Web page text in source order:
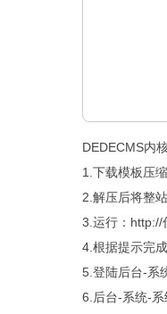
DEDECMS内
1.下载模板压缩
2.解压后将整
3.运行：http://
4.根据提示完
5.登陆后台-系
6.后台-系统-系